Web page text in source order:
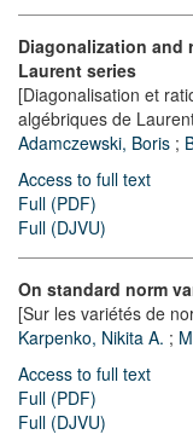
Diagonalization and
Laurent series
[Diagonalisation et
algébriques de
Adamczewski, Boris ;
Access to full text
Full (PDF)
Full (DJVU)
On standard norm
[Sur les variétés de
Karpenko, Nikita A. ;
Access to full text
Full (PDF)
Full (DJVU)